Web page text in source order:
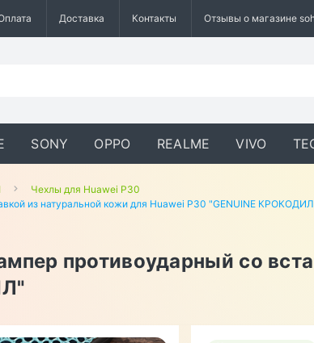
Доставка Контакты Отзывы о магазине
SONY OPPO REALME VIVO
Чехлы для Huawei P30
из натуральной кожи для Huawei P30 "GENUINE
противоударный со